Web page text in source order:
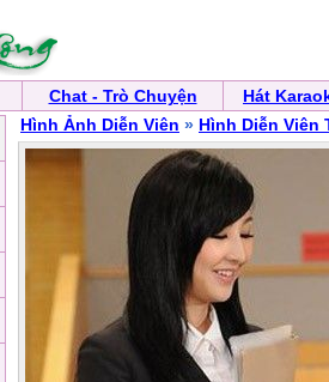
Chat - Trò Chuyện Hát
Hình Ảnh Diễn Viên » Hình Diễn Viên